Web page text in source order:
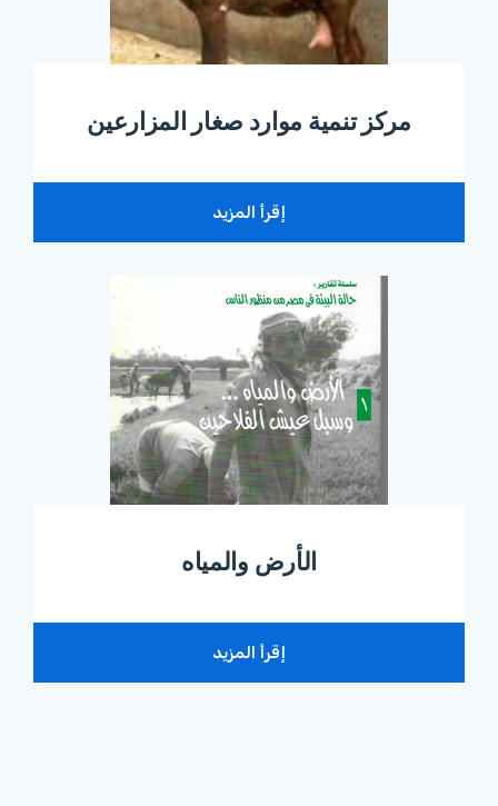
مركز تنمية موارد صغار المزارعين
إقرأ المزيد
الأرض والمياه
إقرأ المزيد